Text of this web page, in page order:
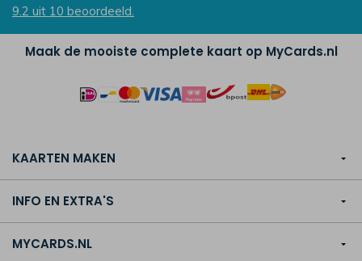
9.2 uit 10 beoordeeld.
Maak de mooiste complete kaart op MyCards.nl
KAARTEN MAKEN
INFO EN EXTRA'S
MYCARDS.NL